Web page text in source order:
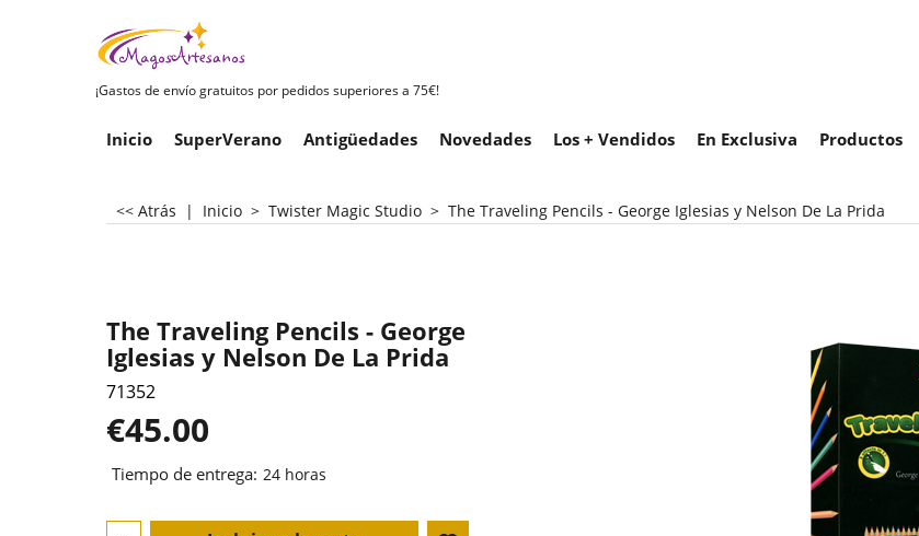
¡Gastos de envío gratuitos por pedidos superiores a 75€!
Inicio SuperVerano Antigüedades Novedades Los + Vendidos En Exclusiva Productos
<< Atrás | Inicio > Twister Magic Studio > The Traveling Pencils - George Iglesias y Nelson De La Prida
The Traveling Pencils - George
Iglesias y Nelson De La Prida
71352
€45.00
Tiempo de entrega: 24 horas